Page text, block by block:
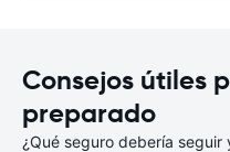
Consejos útiles
preparado
¿Qué seguro debería